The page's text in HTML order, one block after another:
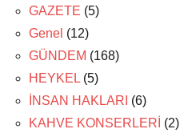
GAZETE (5)
Genel (12)
GÜNDEM (168)
HEYKEL (5)
İNSAN HAKLARI (6)
KAHVE KONSERLERİ (2)